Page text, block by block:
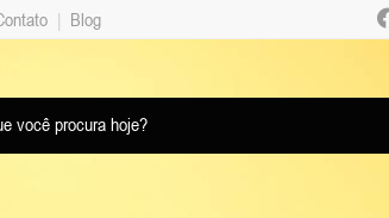
| Blog